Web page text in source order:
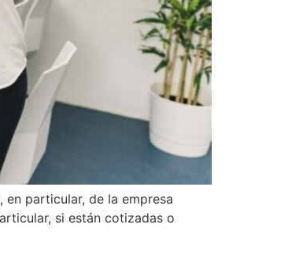
en particular, de la empresa
si están cotizadas o